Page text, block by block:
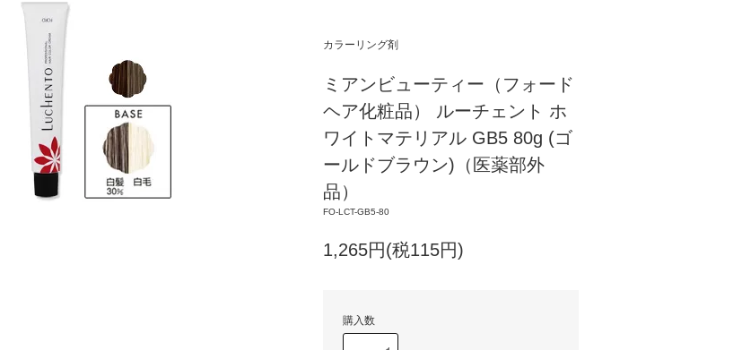
カラーリング剤
ミアンビューティー（フォード
ヘア化粧品） ルーチェント ホ
ワイトマテリアル GB5 80g (ゴ
ールドブラウン)（医薬部外
品）
FO-LCT-GB5-80
1,265円(税115円)
購入数